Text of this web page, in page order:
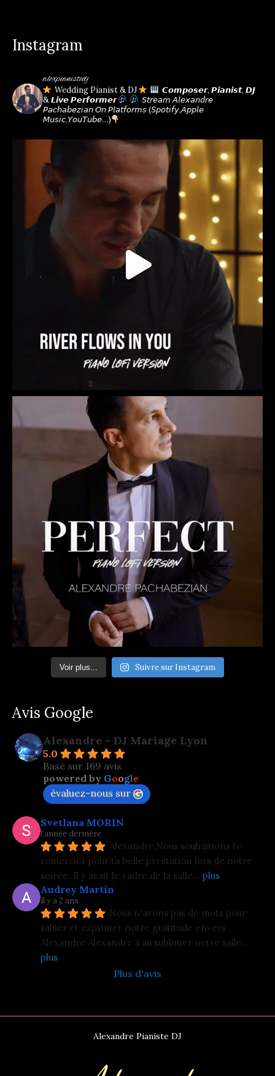
Instagram
alexpianistedj
Wedding Pianist & DJ
𝘾𝙤𝙢𝙥𝙤𝙨𝙚𝙧, 𝙋𝙞𝙖𝙣𝙞𝙨𝙩, 𝘿𝙅
& 𝙇𝙞𝙫𝙚 𝙋𝙚𝙧𝙛𝙤𝙧𝙢𝙚𝙧
𝘚𝘵𝘳𝘦𝘢𝘮 𝘈𝘭𝘦𝘹𝘢𝘯𝘥𝘳𝘦
𝘗𝘢𝘤𝘩𝘢𝘣𝘦𝘻𝘪𝘢𝘯 𝘖𝘯 𝘗𝘭𝘢𝘵𝘧𝘰𝘳𝘮𝘴(𝘚𝘱𝘰𝘵𝘪𝘧𝘺,𝘈𝘱𝘱𝘭𝘦
𝘔𝘶𝘴𝘪𝘤,𝘠𝘰𝘶𝘛𝘶𝘣𝘦…)
Voir plus... Suivre sur Instagram
Avis Google
Alexandre - DJ Mariage Lyon
5.0
Basé sur 169 avis
powered by Google
évaluez-nous sur
Svetlana MORIN
l’année dernière
Alexandre,Nous souhaitions te
remercier pour ta belle prestation lors de notre
soirée .Il y avait le cadre de la salle... plus
Audrey Martin
il y a 2 ans
Nous n'avons pas de mots pour
saluer et exprimer notre gratitude envers
Alexandre.Alexandre a su sublimer notre salle
plus
Plus d'avis
Alexandre Pianiste DJ